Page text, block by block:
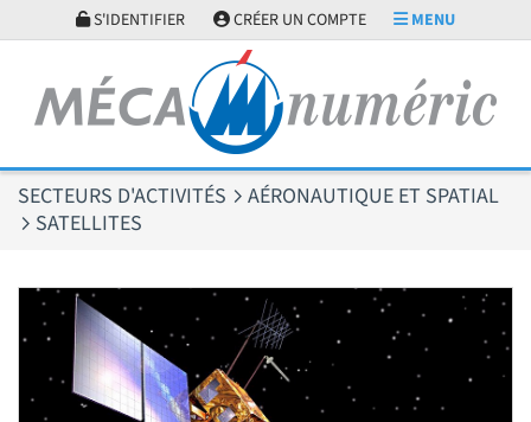
S'IDENTIFIER CRÉER UN COMPTE MENU
SECTEURS D'ACTIVITÉS
AÉRONAUTIQUE ET SPATIAL
SATELLITES
Panneau de gestion des cookies